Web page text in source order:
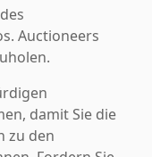
Auctioneers
damit Sie die
zu den